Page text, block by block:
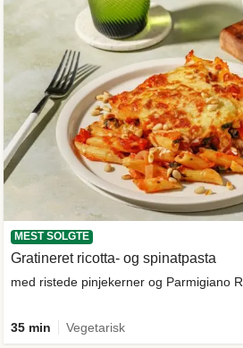
MEST SOLGTE
Gratineret ricotta- og spinatpasta
med ristede pinjekerner og Parmigiano
35 min Vegetarisk